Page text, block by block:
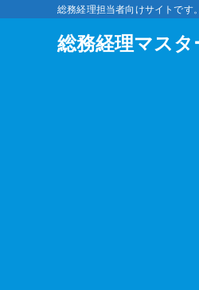
総務経理担当者向けサイトです
総務経理マスタ